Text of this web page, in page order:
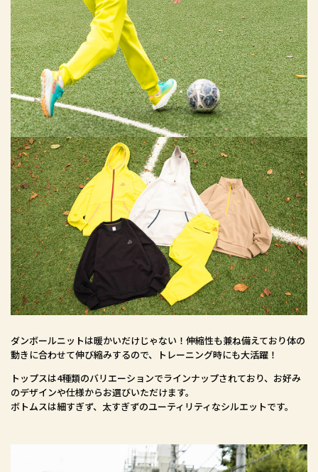
ダンボールニットは暖かいだけじゃない！伸縮性も兼ね備えており体の
動きに合わせて伸び縮みするので、トレーニング時にも大活躍！
トップスは4種類のバリエーションでラインナップされており、お好み
のデザインや仕様からお選びいただけます。
ボトムスは細すぎず、太すぎずのユーティリティなシルエットです。